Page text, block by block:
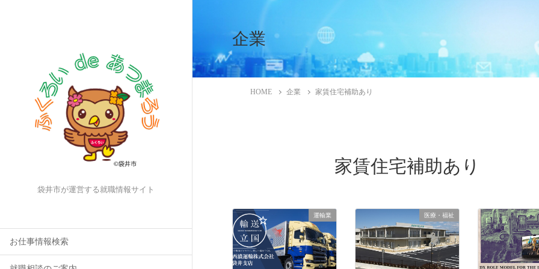
袋井市が運営する就職情報サイト
お仕事情報検索
企業
HOME 企業 家賃住宅補助あり
家賃住宅補助あり
運輸業 医療・福祉